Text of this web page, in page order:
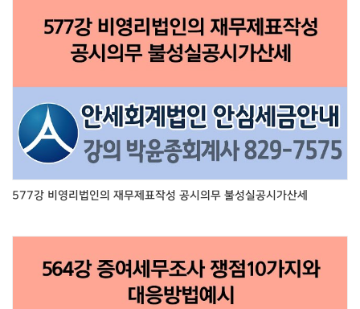
577강 비영리법인의 재무제표작성 공시의무 불성실공시가산세